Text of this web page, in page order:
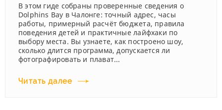
В этом гиде собраны проверенные сведения о
Dolphins Bay в Чалонге: точный адрес, часы
работы, примерный расчёт бюджета, правила
поведения детей и практичные лайфхаки по
выбору места. Вы узнаете, как построено шоу,
сколько длится программа, допускается ли
фотографировать и плават...
Читать далее